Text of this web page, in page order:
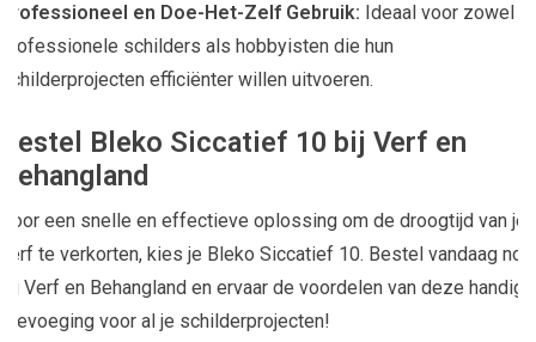
Professioneel en Doe-Het-Zelf Gebruik: Ideaal voor zowel
professionele schilders als hobbyisten die hun
schilderprojecten efficiënter willen uitvoeren.
Bestel Bleko Siccatief 10 bij Verf en
Behangland
Voor een snelle en effectieve oplossing om de droogtijd van je
verf te verkorten, kies je Bleko Siccatief 10. Bestel vandaag nog
bij Verf en Behangland en ervaar de voordelen van deze handige
toevoeging voor al je schilderprojecten!